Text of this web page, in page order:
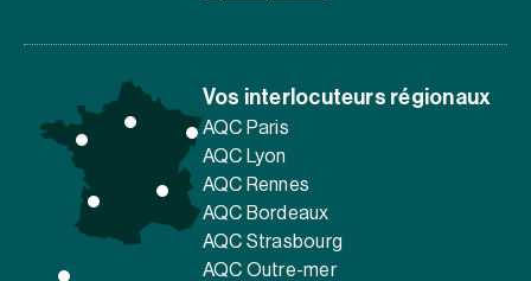
Vos interlocuteurs régionaux
AQC Paris
AQC Lyon
AQC Rennes
AQC Bordeaux
AQC Strasbourg
AQC Outre-mer